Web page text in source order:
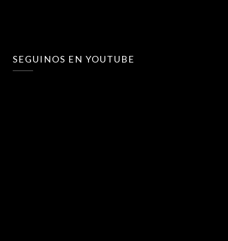
SEGUINOS EN YOUTUBE